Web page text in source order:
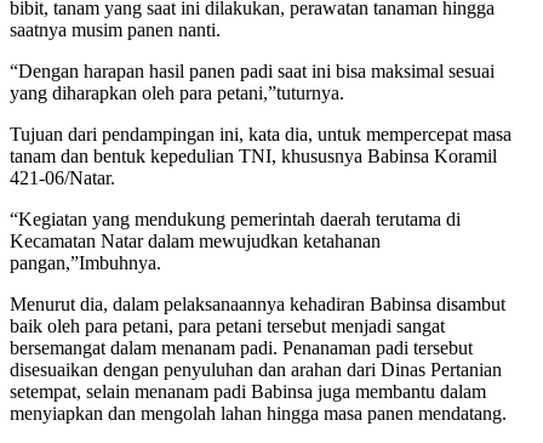
bibit, tanam yang saat ini dilakukan, perawatan tanaman hingga
saatnya musim panen nanti.
“Dengan harapan hasil panen padi saat ini bisa maksimal sesuai
yang diharapkan oleh para petani,”tuturnya.
Tujuan dari pendampingan ini, kata dia, untuk mempercepat masa
tanam dan bentuk kepedulian TNI, khususnya Babinsa Koramil
421-06/Natar.
“Kegiatan yang mendukung pemerintah daerah terutama di
Kecamatan Natar dalam mewujudkan ketahanan
pangan,”Imbuhnya.
Menurut dia, dalam pelaksanaannya kehadiran Babinsa disambut
baik oleh para petani, para petani tersebut menjadi sangat
bersemangat dalam menanam padi. Penanaman padi tersebut
disesuaikan dengan penyuluhan dan arahan dari Dinas Pertanian
setempat, selain menanam padi Babinsa juga membantu dalam
menyiapkan dan mengolah lahan hingga masa panen mendatang.